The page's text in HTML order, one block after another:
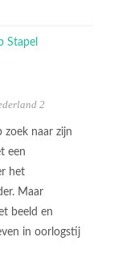
2
zoek naar zijn
een
het
Maar
beeld en
in oorlogstij